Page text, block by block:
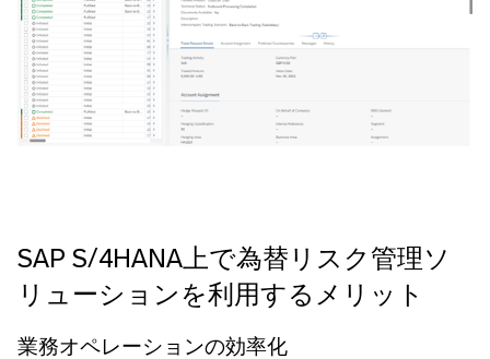
SAP S/4HANA上で為替リスク管理ソ
リューションを利用するメリット
業務オペレーションの効率化